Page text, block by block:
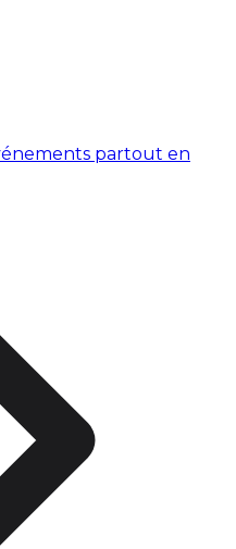
partout en